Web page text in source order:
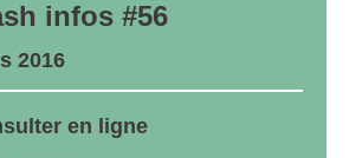
infos #56
2016
en ligne